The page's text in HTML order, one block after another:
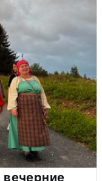
вечерние